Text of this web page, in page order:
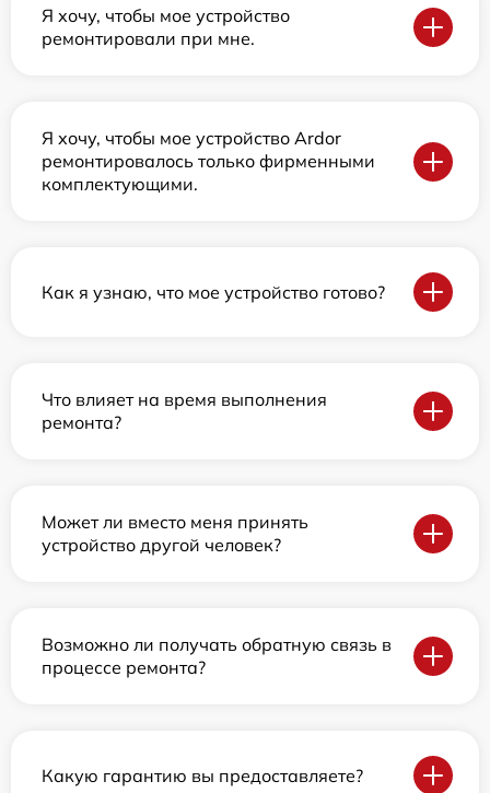
Я хочу, чтобы мое устройство
ремонтировали при мне.
Я хочу, чтобы мое устройство Ardor
ремонтировалось только фирменными
комплектующими.
Как я узнаю, что мое устройство готово?
Что влияет на время выполнения
ремонта?
Может ли вместо меня принять
устройство другой человек?
Возможно ли получать обратную связь в
процессе ремонта?
Какую гарантию вы предоставляете?